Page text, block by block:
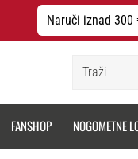
Naruči iznad
FANSHOP NOGOMETNE